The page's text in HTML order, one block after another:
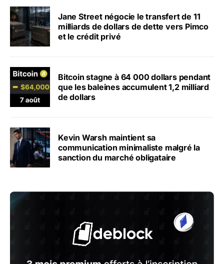
Jane Street négocie le transfert de 11
milliards de dollars de dette vers Pimco
et le crédit privé
Bitcoin stagne à 64 000 dollars pendant
que les baleines accumulent 1,2 milliard
de dollars
Kevin Warsh maintient sa
communication minimaliste malgré la
sanction du marché obligataire